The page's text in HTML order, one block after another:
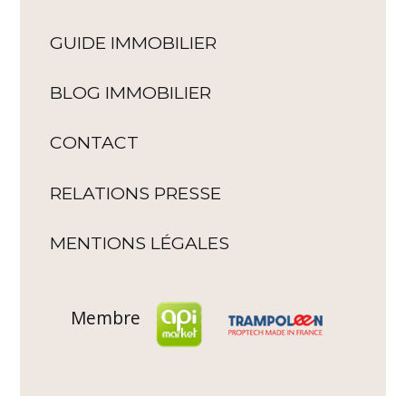
GUIDE IMMOBILIER
BLOG IMMOBILIER
CONTACT
RELATIONS PRESSE
MENTIONS LÉGALES
Membre